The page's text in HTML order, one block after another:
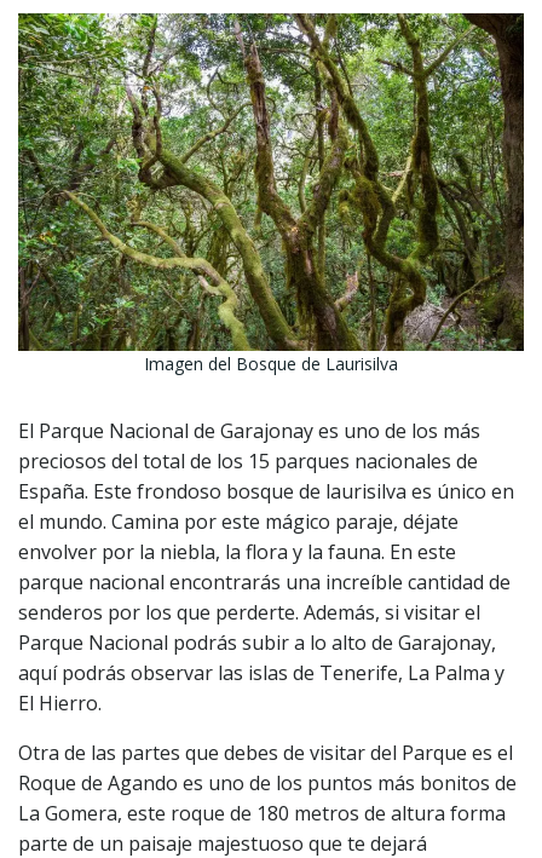
Imagen del Bosque de Laurisilva
El Parque Nacional de Garajonay es uno de los más
preciosos del total de los 15 parques nacionales de
España. Este frondoso bosque de laurisilva es único en
el mundo. Camina por este mágico paraje, déjate
envolver por la niebla, la flora y la fauna. En este
parque nacional encontrarás una increíble cantidad de
senderos por los que perderte. Además, si visitar el
Parque Nacional podrás subir a lo alto de Garajonay,
aquí podrás observar las islas de Tenerife, La Palma y
El Hierro.
Otra de las partes que debes de visitar del Parque es el
Roque de Agando es uno de los puntos más bonitos de
La Gomera, este roque de 180 metros de altura forma
parte de un paisaje majestuoso que te dejará